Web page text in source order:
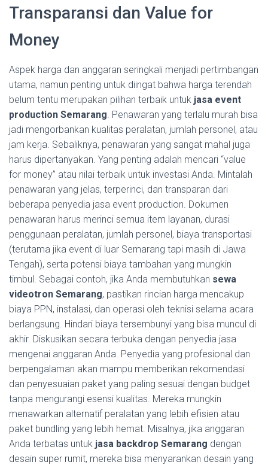
Transparansi dan Value for
Money
Aspek harga dan anggaran seringkali menjadi pertimbangan
utama, namun penting untuk diingat bahwa harga terendah
belum tentu merupakan pilihan terbaik untuk jasa event
production Semarang. Penawaran yang terlalu murah bisa
jadi mengorbankan kualitas peralatan, jumlah personel, atau
jam kerja. Sebaliknya, penawaran yang sangat mahal juga
harus dipertanyakan. Yang penting adalah mencari “value
for money” atau nilai terbaik untuk investasi Anda. Mintalah
penawaran yang jelas, terperinci, dan transparan dari
beberapa penyedia jasa event production. Dokumen
penawaran harus merinci semua item layanan, durasi
penggunaan peralatan, jumlah personel, biaya transportasi
(terutama jika event di luar Semarang tapi masih di Jawa
Tengah), serta potensi biaya tambahan yang mungkin
timbul. Sebagai contoh, jika Anda membutuhkan sewa
videotron Semarang, pastikan rincian harga mencakup
biaya PPN, instalasi, dan operasi oleh teknisi selama acara
berlangsung. Hindari biaya tersembunyi yang bisa muncul di
akhir. Diskusikan secara terbuka dengan penyedia jasa
mengenai anggaran Anda. Penyedia yang profesional dan
berpengalaman akan mampu memberikan rekomendasi
dan penyesuaian paket yang paling sesuai dengan budget
tanpa mengurangi esensi kualitas. Mereka mungkin
menawarkan alternatif peralatan yang lebih efisien atau
paket bundling yang lebih hemat. Misalnya, jika anggaran
Anda terbatas untuk jasa backdrop Semarang dengan
desain super rumit, mereka bisa menyarankan desain yang